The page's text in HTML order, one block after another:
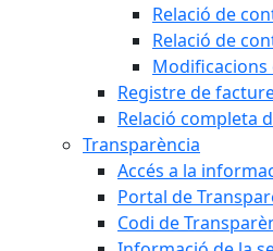
Relació de
Relació de
Registre de
Relació completa
Transparència
Accés a la
Portal de
Codi de